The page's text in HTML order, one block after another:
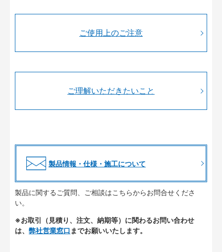
ご使用上のご注意
ご理解いただきたいこと
製品情報・仕様・施工について
製品に関するご質問、ご相談はこちらからお問合せくださ
い。
※お取引（見積り、注文、納期等）に関わるお問い合わせ
は、 弊社営業窓口 までお願いいたします。